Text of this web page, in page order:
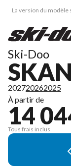
La version du modèle
Ski-Doo
202720262025
À partir de
14
Tous frais inclus